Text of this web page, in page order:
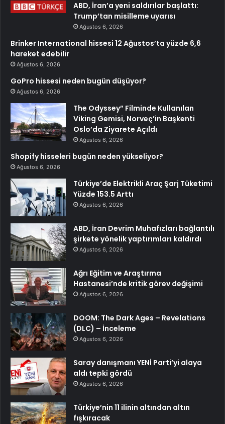
ABD, İran’a yeni saldırılar başlattı:
Trump’tan misilleme uyarısı
Ağustos 6, 2026
Brinker International hissesi 12 Ağustos’ta yüzde 6,6
hareket edebilir
Ağustos 6, 2026
GoPro hissesi neden bugün düşüyor?
Ağustos 6, 2026
The Odyssey” Filminde Kullanılan
Viking Gemisi, Norveç’in Başkenti
Oslo’da Ziyarete Açıldı
Ağustos 6, 2026
Shopify hisseleri bugün neden yükseliyor?
Ağustos 6, 2026
Türkiye’de Elektrikli Araç Şarj Tüketimi
Yüzde 153.5 Arttı
Ağustos 6, 2026
ABD, İran Devrim Muhafızları bağlantılı
şirkete yönelik yaptırımları kaldırdı
Ağustos 6, 2026
Ağrı Eğitim ve Araştırma
Hastanesi’nde kritik görev değişimi
Ağustos 6, 2026
DOOM: The Dark Ages – Revelations
(DLC) – İnceleme
Ağustos 6, 2026
Saray danışmanı YENİ Parti’yi alaya
aldı tepki gördü
Ağustos 6, 2026
Türkiye’nin 11 ilinin altından altın
fışkıracak